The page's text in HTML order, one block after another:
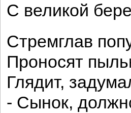
С великой
Стремглав
Проносят
Глядит,
- Сынок,